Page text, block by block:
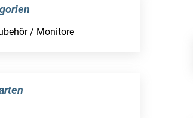
/ Monitore